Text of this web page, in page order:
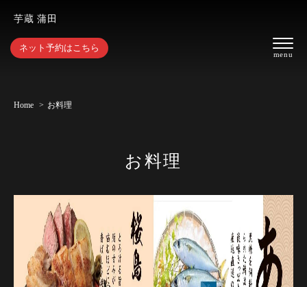
芋蔵 蒲田
ネット予約はこちら
Home お料理
お料理